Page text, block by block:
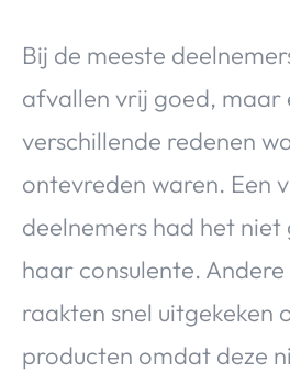
Bij de meeste
afvallen vrij goed, maar
verschillende redenen
ontevreden waren. Een
deelnemers had het
haar consulente.
raakten snel uitgekeken
producten omdat deze